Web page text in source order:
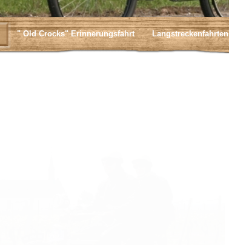
" Old Crocks" Erinnerungsfahrt Langstreckenfahrten